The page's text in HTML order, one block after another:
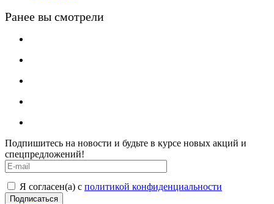
Ранее вы смотрели
Подпишитесь на новости и будьте в курсе новых акций и
спецпредложений!
Я согласен(а) с политикой конфиденциальности